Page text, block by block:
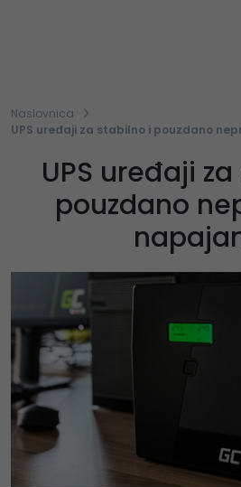
Naslovnica
UPS uređaji za stabilno i pouzdano
UPS uređaji
pouzdano